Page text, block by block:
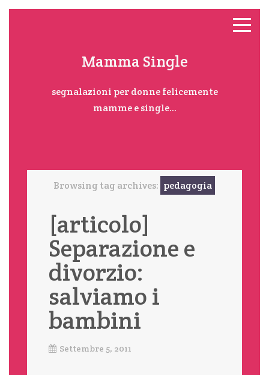
Mamma Single
segnalazioni per donne felicemente
mamme e single...
Browsing tag archives: pedagogia
[articolo]
Separazione e
divorzio:
salviamo i
bambini
Settembre 5, 2011